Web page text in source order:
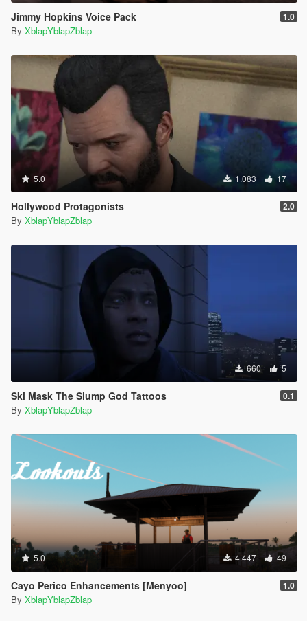
Jimmy Hopkins Voice Pack 1.0
By XblapYblapZblap
5.0 1.083 17
Hollywood Protagonists 2.0
By XblapYblapZblap
660 5
Ski Mask The Slump God Tattoos 0.1
By XblapYblapZblap
5.0 4.447 49
Cayo Perico Enhancements [Menyoo] 1.0
By XblapYblapZblap